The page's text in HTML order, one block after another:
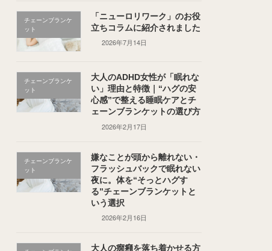
チェーンブランケ
ット
「ニューロリワーク」のお役
立ちコラムに紹介されました
2026年7月14日
チェーンブランケ
ット
大人のADHD女性が「眠れな
い」理由と特徴｜“ハグの安
心感”で整える睡眠ケアとチ
ェーンブランケットの選び方
2026年2月17日
チェーンブランケ
ット
嫌なことが頭から離れない・
フラッシュバックで眠れない
夜に。体を“そっとハグす
る”チェーンブランケットと
いう選択
2026年2月16日
大人の癇癪を落ち着かせる方